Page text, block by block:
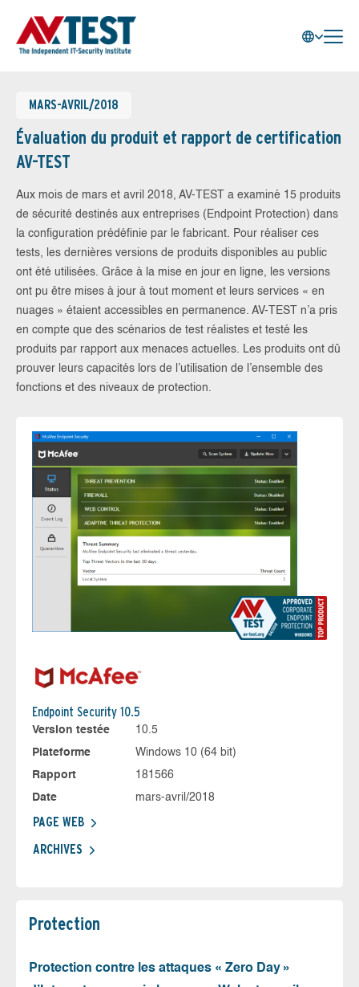
MARS-AVRIL/2018
Évaluation du produit et rapport de certification
AV-TEST
Aux mois de mars et avril 2018, AV-TEST a examiné 15 produits
de sécurité destinés aux entreprises (Endpoint Protection) dans
la configuration prédéfinie par le fabricant. Pour réaliser ces
tests, les dernières versions de produits disponibles au public
ont été utilisées. Grâce à la mise en jour en ligne, les versions
ont pu être mises à jour à tout moment et leurs services « en
nuages » étaient accessibles en permanence. AV-TEST n’a pris
en compte que des scénarios de test réalistes et testé les
produits par rapport aux menaces actuelles. Les produits ont dû
prouver leurs capacités lors de l’utilisation de l’ensemble des
fonctions et des niveaux de protection.
Endpoint Security 10.5
Version testée
10.5
Plateforme
Windows 10 (64 bit)
Rapport
181566
Date
mars-avril/2018
PAGE WEB
ARCHIVES
Protection
Protection contre les attaques « Zero Day »